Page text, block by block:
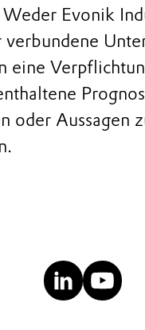
Evonik
eine
oder Aussagen